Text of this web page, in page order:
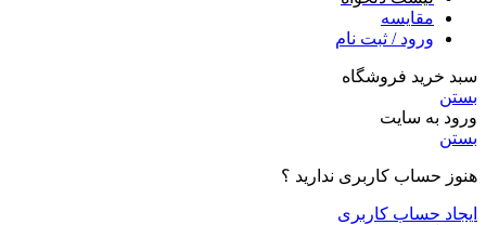
مقایسه
ورود / ثبت نام
سبد خرید فروشگاه
بستن
ورود به سایت
بستن
هنوز حساب کاربری ندارید ؟
ایجاد حساب کاربری